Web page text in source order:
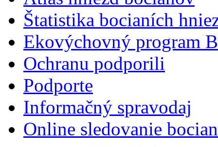
Štatistika bocianích
Ekovýchovný program
Ochranu podporili
Podporte
Informačný spravodaj
Online sledovanie